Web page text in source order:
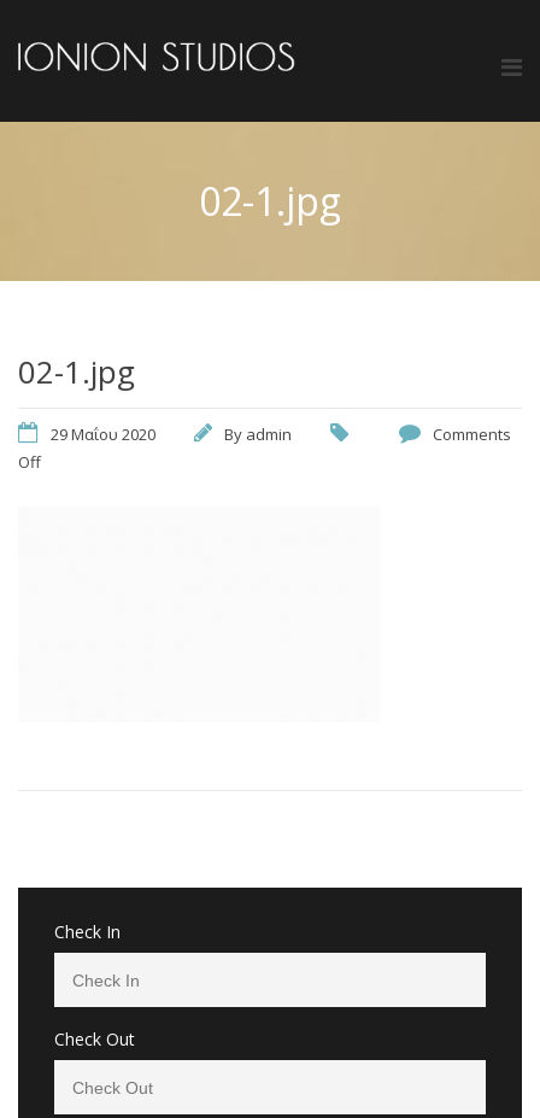
02-1.jpg
02-1.jpg
29 Μαΐου 2020 By admin
Comments
Off
Check In
Check Out